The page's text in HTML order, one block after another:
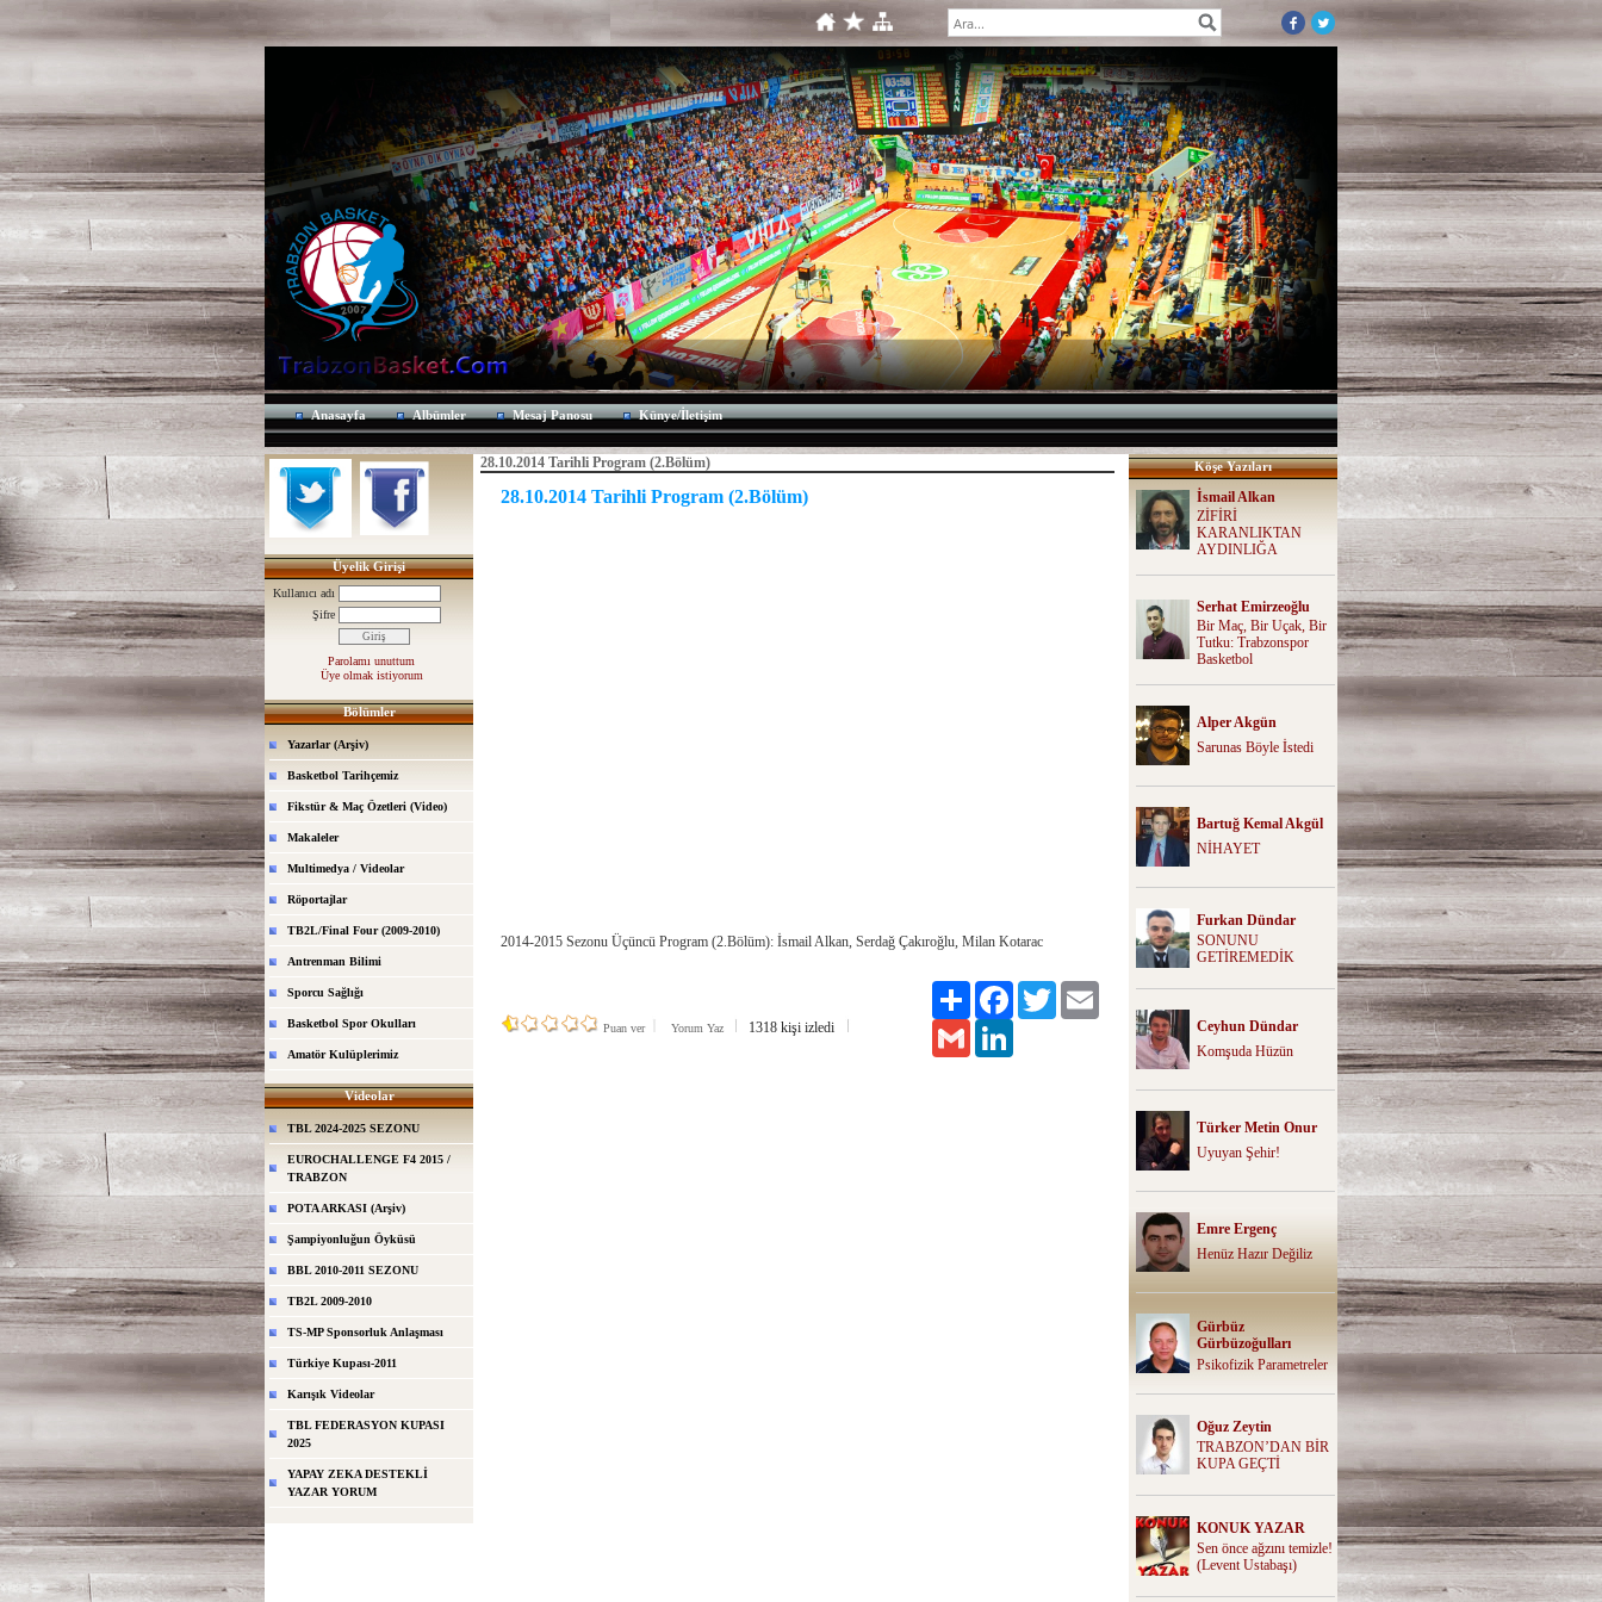
Anasayfa Albümler Mesaj Panosu Künye/İletişim
Üyelik Girişi
Kullanıcı adı
Şifre
Parolamı unuttum
Üye olmak istiyorum
Bölümler
Yazarlar (Arşiv)
Basketbol Tarihçemiz
Fikstür & Maç Özetleri (Video)
Makaleler
Multimedya / Videolar
Röportajlar
TB2L/Final Four (2009-2010)
Antrenman Bilimi
Sporcu Sağlığı
Basketbol Spor Okulları
Amatör Kulüplerimiz
Videolar
TBL 2024-2025 SEZONU
EUROCHALLENGE F4 2015 /
TRABZON
POTA ARKASI (Arşiv)
Şampiyonluğun Öyküsü
BBL 2010-2011 SEZONU
TB2L 2009-2010
TS-MP Sponsorluk Anlaşması
Türkiye Kupası-2011
Karışık Videolar
TBL FEDERASYON KUPASI
2025
YAPAY ZEKA DESTEKLİ
YAZAR YORUM
28.10.2014 Tarihli Program (2.Bölüm)
28.10.2014 Tarihli Program (2.Bölüm)
2014-2015 Sezonu Üçüncü Program (2.Bölüm): İsmail Alkan, Serdağ Çakıroğlu, Milan Kotarac
Puan ver Yorum Yaz 1318 kişi izledi
Paylaş FacebookTwitter
Gmail
Köşe Yazıları
İsmail Alkan
ZİFİRİ
KARANLIKTAN
AYDINLIĞA
Serhat Emirzeoğlu
Bir Maç, Bir Uçak, Bir
Tutku: Trabzonspor
Basketbol
Alper Akgün
Sarunas Böyle İstedi
Bartuğ Kemal Akgül
NİHAYET
Furkan Dündar
SONUNU
GETİREMEDİK
Ceyhun Dündar
Komşuda Hüzün
Türker Metin Onur
Uyuyan Şehir!
Emre Ergenç
Henüz Hazır Değiliz
Gürbüz
Gürbüzoğulları
Psikofizik Parametreler
Oğuz Zeytin
TRABZON’DAN BİR
KUPA GEÇTİ
KONUK YAZAR
Sen önce ağzını temizle!
(Levent Ustabaşı)